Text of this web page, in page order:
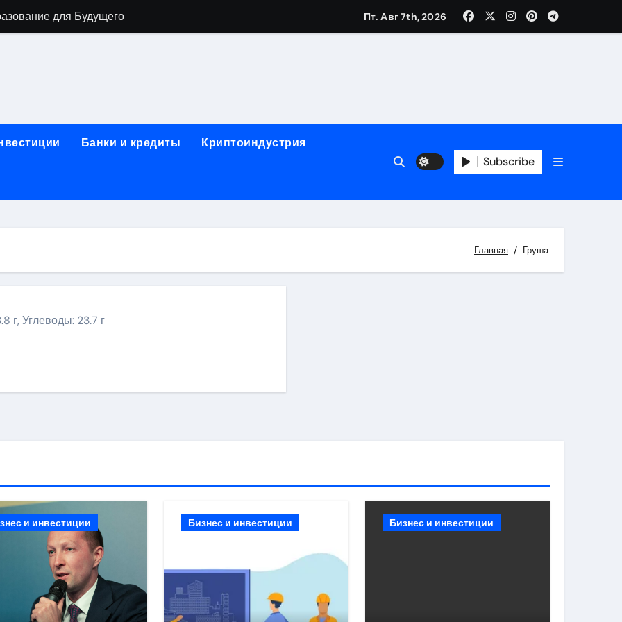
для Будущего
в Москву и обратно по привлекательным ценам
Всё, что нужно знать
в компании ИНКОМ-Недвижимость
Пт. Авг 7th, 2026
Банки и кредиты Криптоиндустрия
Subscribe
Главная Груша
г, Углеводы: 23.7 г
и инвестиции Бизнес и инвестиции Бизнес и инвестиции